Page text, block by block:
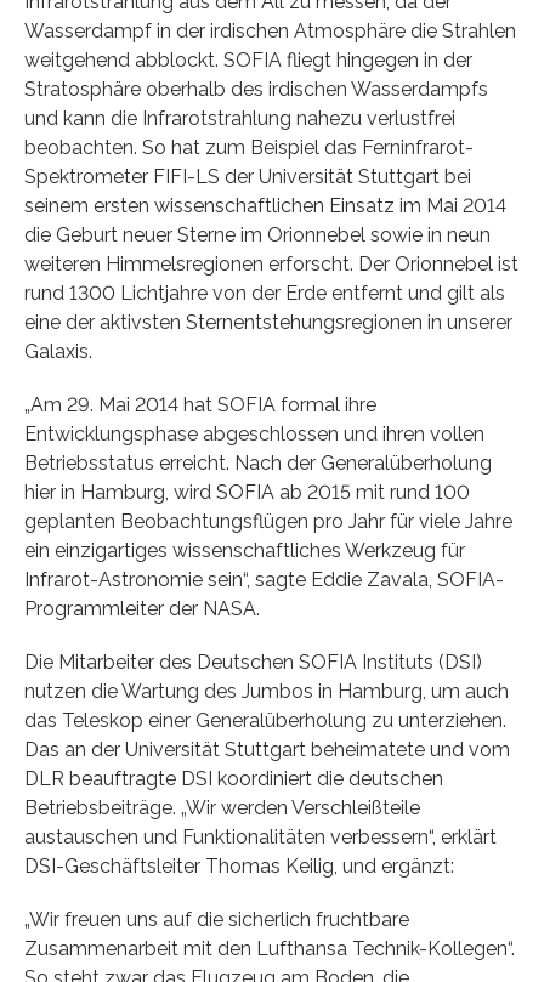
Wasserdampf in der irdischen Atmosphäre die Strahlen
weitgehend abblockt. SOFIA fliegt hingegen in der
Stratosphäre oberhalb des irdischen Wasserdampfs
und kann die Infrarotstrahlung nahezu verlustfrei
beobachten. So hat zum Beispiel das Ferninfrarot-
Spektrometer FIFI-LS der Universität Stuttgart bei
seinem ersten wissenschaftlichen Einsatz im Mai 2014
die Geburt neuer Sterne im Orionnebel sowie in neun
weiteren Himmelsregionen erforscht. Der Orionnebel ist
rund 1300 Lichtjahre von der Erde entfernt und gilt als
eine der aktivsten Sternentstehungsregionen in unserer
Galaxis.
„Am 29. Mai 2014 hat SOFIA formal ihre
Entwicklungsphase abgeschlossen und ihren vollen
Betriebsstatus erreicht. Nach der Generalüberholung
hier in Hamburg, wird SOFIA ab 2015 mit rund 100
geplanten Beobachtungsflügen pro Jahr für viele Jahre
ein einzigartiges wissenschaftliches Werkzeug für
Infrarot-Astronomie sein“, sagte Eddie Zavala, SOFIA-
Programmleiter der NASA.
Die Mitarbeiter des Deutschen SOFIA Instituts (DSI)
nutzen die Wartung des Jumbos in Hamburg, um auch
das Teleskop einer Generalüberholung zu unterziehen.
Das an der Universität Stuttgart beheimatete und vom
DLR beauftragte DSI koordiniert die deutschen
Betriebsbeiträge. „Wir werden Verschleißteile
austauschen und Funktionalitäten verbessern“, erklärt
DSI-Geschäftsleiter Thomas Keilig, und ergänzt:
„Wir freuen uns auf die sicherlich fruchtbare
Zusammenarbeit mit den Lufthansa Technik-Kollegen“.